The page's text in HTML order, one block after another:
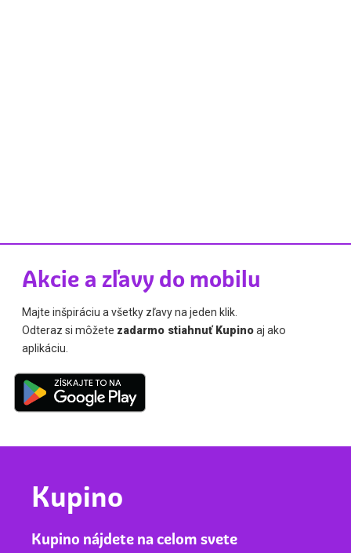
Akcie a zľavy do mobilu
Majte inšpiráciu a všetky zľavy na jeden klik.
Odteraz si môžete zadarmo stiahnuť Kupinoaj ako
aplikáciu.
Kupino
Kupino nájdete na celom svete